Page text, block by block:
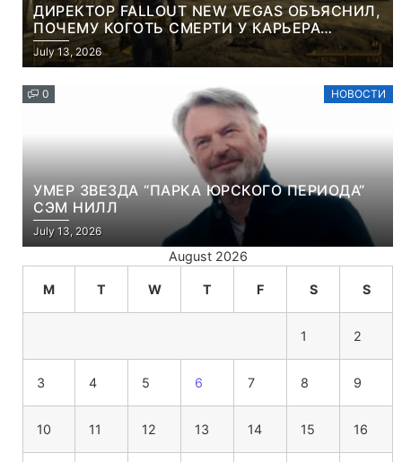
ДИРЕКТОР FALLOUT NEW VEGAS ОБЪЯСНИЛ,
ПОЧЕМУ КОГОТЬ СМЕРТИ У КАРЬЕРА
НАМЕРЕННО СНОСИТ ВАМ ГОЛОВУ
July 13, 2026
0 НОВОСТИ
УМЕР ЗВЕЗДА “ПАРКА ЮРСКОГО ПЕРИОДА”
СЭМ НИЛЛ
July 13, 2026
August 2026
M T W T F S S
1 2
3 4 5 6 7 8 9
10 11 12 13 14 15 16